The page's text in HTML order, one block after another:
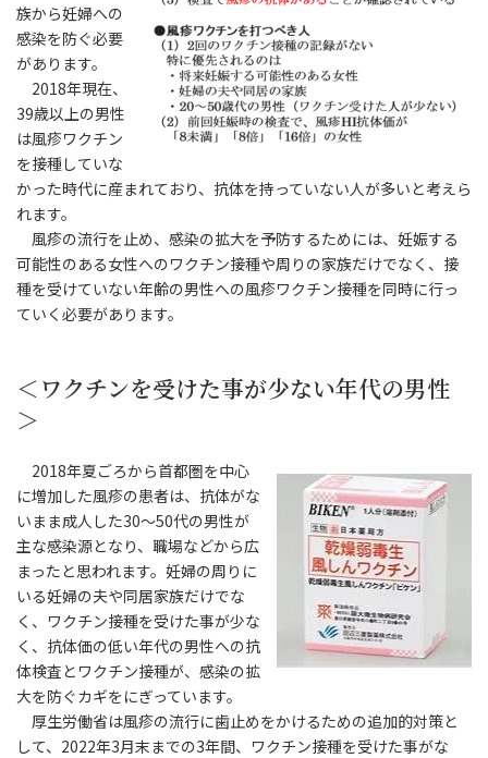
族から妊婦への
感染を防ぐ必要
があります。
2018年現在、
39歳以上の男性
は風疹ワクチン
を接種していな
かった時代に産まれており、抗体を持っていない人が多いと考えら
れます。
風疹の流行を止め、感染の拡大を予防するためには、妊娠する
可能性のある女性へのワクチン接種や周りの家族だけでなく、接
種を受けていない年齢の男性への風疹ワクチン接種を同時に行っ
ていく必要があります。
＜ワクチンを受けた事が少ない年代の男性
＞
2018年夏ごろから首都圏を中心
に増加した風疹の患者は、抗体がな
いまま成人した30～50代の男性が
主な感染源となり、職場などから広
まったと思われます。妊婦の周りに
いる妊婦の夫や同居家族だけでな
く、ワクチン接種を受けた事が少な
く、抗体価の低い年代の男性への抗
体検査とワクチン接種が、感染の拡
大を防ぐカギをにぎっています。
厚生労働省は風疹の流行に歯止めをかけるための追加的対策と
して、2022年3月末までの3年間、ワクチン接種を受けた事がな